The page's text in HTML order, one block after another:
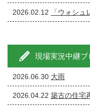
2026.02.12 「ウォシュレ
現場実況中継ブ
2026.06.30 大雨
2026.04.22 築古の住宅